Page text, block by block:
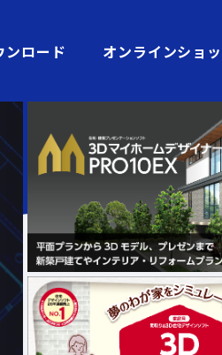
ンロード オンラインショ